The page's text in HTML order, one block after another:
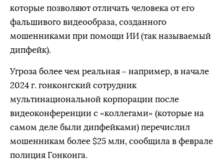
которые позволяют отличать человека от его
фальшивого видеообраза, созданного
мошенниками при помощи ИИ (так называемый
дипфейк).
Угроза более чем реальная – например, в начале
2024 г. гонконгский сотрудник
мультинациональной корпорации после
видеоконференции с «коллегами» (которые на
самом деле были дипфейками) перечислил
мошенникам более $25 млн, сообщила в феврале
полиция Гонконга.